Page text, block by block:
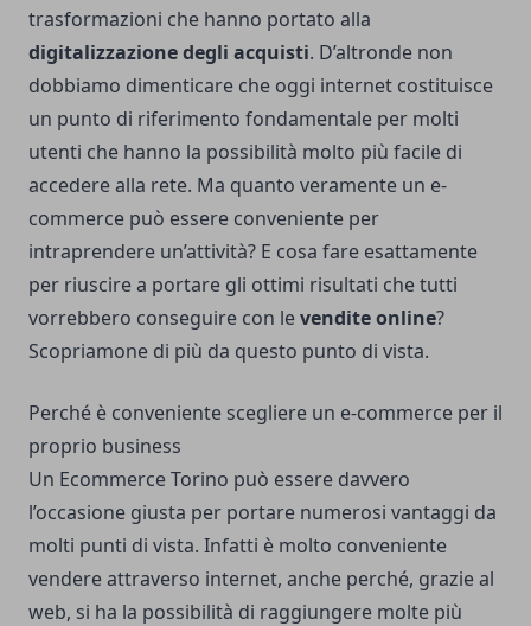
trasformazioni che hanno portato alla
digitalizzazione degli acquisti. D’altronde non
dobbiamo dimenticare che oggi internet costituisce
un punto di riferimento fondamentale per molti
utenti che hanno la possibilità molto più facile di
accedere alla rete. Ma quanto veramente un e-
commerce può essere conveniente per
intraprendere un’attività? E cosa fare esattamente
per riuscire a portare gli ottimi risultati che tutti
vorrebbero conseguire con levendite online?
Scopriamone di più da questo punto di vista.
Perché è conveniente scegliere un e-commerce per il
proprio business
Un Ecommerce Torino può essere davvero
l’occasione giusta per portare numerosi vantaggi da
molti punti di vista. Infatti è molto conveniente
vendere attraverso internet, anche perché, grazie al
web, si ha la possibilità di raggiungere molte più